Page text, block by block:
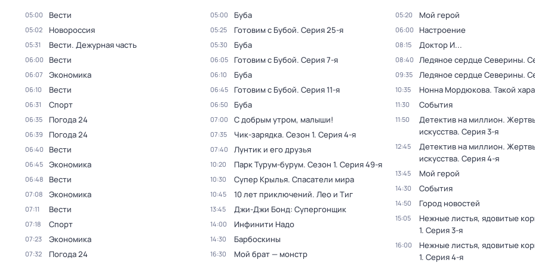
05:00 Вести
05:02 Новороссия
05:31 Вести. Дежурная часть
06:00 Вести
06:07 Экономика
06:10 Вести
06:31 Спорт
06:35 Погода 24
06:39 Погода 24
06:40 Вести
06:45 Экономика
06:48 Вести
07:08 Экономика
07:11 Вести
07:18 Спорт
07:23 Экономика
07:32 Погода 24
05:00 Буба
05:25 Готовим с Бубой. Серия 25-я
05:30 Буба
06:05 Готовим с Бубой. Серия 7-я
06:10 Буба
06:45 Готовим с Бубой. Серия 11-я
06:50 Буба
07:00 С добрым утром, малыши!
07:35 Чик-зарядка. Сезон 1. Серия 4-я
07:40 Лунтик и его друзья
10:20 Парк Турум-бурум. Сезон 1. Серия 49-я
10:30 Супер Крылья. Спасатели мира
10:45 10 лет приключений. Лео и Тиг
13:45 Джи-Джи Бонд: Супергонщик
14:00 Инфинити Надо
14:30 Барбоскины
16:30 Мой брат — монстр
05:20 Мой герой
06:00 Настроение
08:15 Доктор И...
08:40 Ледяное сердце Северины.
09:35 Ледяное сердце Северины.
10:35 Нонна Мордюкова. Такой
11:30 События
11:50
Детектив на миллион.
искусства. Серия 3-я
12:45
Детектив на миллион.
искусства. Серия 4-я
13:45 Мой герой
14:30 События
14:50 Город новостей
15:05 Нежные листья, ядовитые
1. Серия 3-я
16:00 Нежные листья, ядовитые
1. Серия 4-я